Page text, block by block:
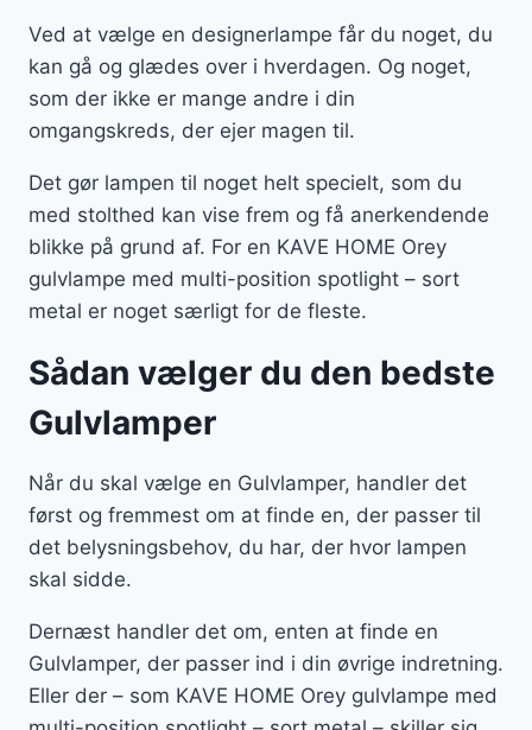
Ved at vælge en designerlampe får du noget, du
kan gå og glædes over i hverdagen. Og noget,
som der ikke er mange andre i din
omgangskreds, der ejer magen til.
Det gør lampen til noget helt specielt, som du
med stolthed kan vise frem og få anerkendende
blikke på grund af. For en KAVE HOME Orey
gulvlampe med multi-position spotlight – sort
metal er noget særligt for de fleste.
Sådan vælger du den bedste
Gulvlamper
Når du skal vælge en Gulvlamper, handler det
først og fremmest om at finde en, der passer til
det belysningsbehov, du har, der hvor lampen
skal sidde.
Dernæst handler det om, enten at finde en
Gulvlamper, der passer ind i din øvrige indretning.
Eller der – som KAVE HOME Orey gulvlampe med